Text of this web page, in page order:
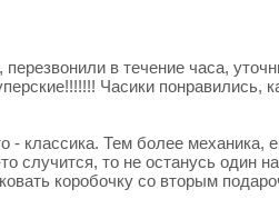
в течение часа,
Часики понравились,
- классика. Тем более
случится, то не останусь
коробочку со вторым